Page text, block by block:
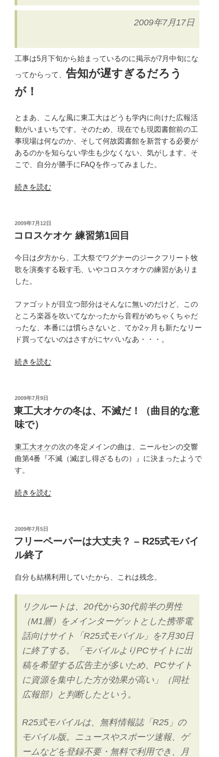
2009年7月17日
工事は5月下旬から始まっているのに掲示が7月中旬にな
ってからって、 告知が遅すぎるだろう
が！
とまあ、こんな風に東工大はどうも学内に向けた広報活
動がいまいちです。そのため、現在でも現図書館前の工
事現場は何なのか、そして何故図書館を新営する必要が
あるのかを知らない学生も少なくない、気がします。そ
こで、自分が勝手にFAQを作ってみました。
“東
業
大
新
附
属
書
館
に
つ
て
め
て
み
の
続きを読む
投
稿
日:
2009年7月12日
コロスケオケ 練習第1回目
今日は夕方から、工大祭でワグナーのジークフリート牧
歌を演奏する殺す毛、いやコロスケオケの練習がありま
した。
ファゴットが目立つ部分はそんなに無いのだけど、この
ところ楽器を吹いてなかったから音程がめちゃくちゃだ
ったな、本番には慣らさないと、てか2ヶ月も新たなリー
ド買ってないのはさすがにヤバいなあ・・・。
“コ
ケ
オ
ケ
練
習
第
1
目”
続きを読む
投
稿
日:
2009年7月9日
東工大オケの冬は、不滅だ！（曲目的な意
味で）
東工大オケの次の冬定メインの曲は、ニールセンの交響
曲第4番『不滅（滅ぼし得ざるもの）』に決まったようで
す。
“東
オ
ケ
の
は、
だ！
（曲
で）”
続きを読む
投
稿
日:
2009年7月5日
フリーペーパーは大丈夫？ – R25式モバイ
ル終了
自分も結構利用していたから、これは残念。
リクルートは、20代から30代前半の男性
（M1層）をメインターゲットとした携帯電
話向けサイト「R25式モバイル」を7月30日
に終了する。「モバイルよりPCサイトに出
稿を希望する広告主が多いため、PCサイト
に資源を集中した方が効果が高い」（同社
広報部）と判断したという。
R25式モバイルは、無料情報誌「R25」の
モバイル版。ニュースやスポーツ速報、ゲ
ームなどを登録不要・無料で利用でき、月